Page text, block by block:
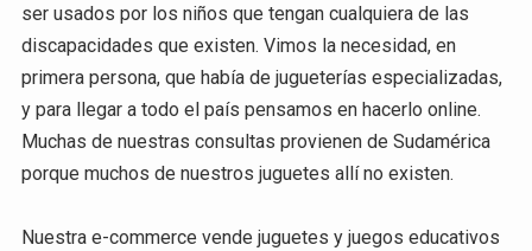
ser usados por los niños que tengan cualquiera de las
discapacidades que existen. Vimos la necesidad, en
primera persona, que había de jugueterías especializadas,
y para llegar a todo el país pensamos en hacerlo online.
Muchas de nuestras consultas provienen de Sudamérica
porque muchos de nuestros juguetes allí no existen.
Nuestra e-commerce vende juguetes y juegos educativos